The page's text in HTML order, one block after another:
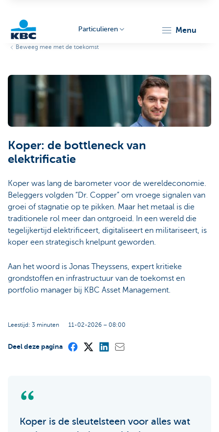
Particulieren menu
Beweeg mee met de toekomst
Koper: de bottleneck van
elektrificatie
Koper was lang de barometer voor de wereldeconomie.
Beleggers volgden “Dr. Copper” om vroege signalen van
groei of stagnatie op te pikken. Maar het metaal is die
traditionele rol meer dan ontgroeid. In een wereld die
tegelijkertijd elektrificeert, digitaliseert en militariseert, is
koper een strategisch knelpunt geworden.
Aan het woord is Jonas Theyssens, expert kritieke
grondstoffen en infrastructuur van de toekomst en
portfolio manager bij KBC Asset Management.
Leestijd: 3 minuten 11-02-2026 – 08:00
Deel deze pagina
Koper is de sleutelsteen voor alles wat